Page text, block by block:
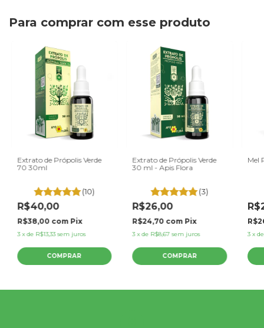
Para comprar com esse produto
Extrato de Própolis Verde
70 30ml
(10)
R$40,00
R$38,00 com Pix
3 xde R$13,33 sem juros
Extrato de Própolis Verde
30 ml - Apis Flora
(3)
R$26,00
R$24,70 com Pix
3 xde R$8,67 sem juros
Mel
3 x